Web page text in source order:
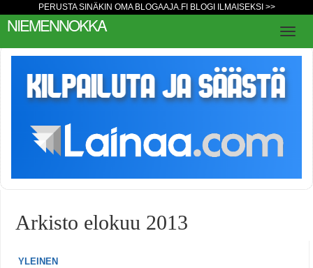
PERUSTA SINÄKIN OMA BLOGAAJA.FI BLOGI ILMAISEKSI >>
NIEMENNOKKA
Arkisto elokuu 2013
YLEINEN